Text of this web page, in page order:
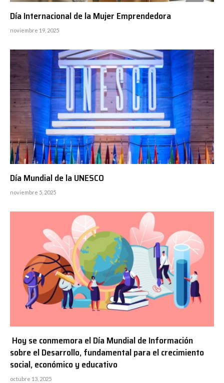
Día Internacional de la Mujer Emprendedora
noviembre 19, 2025
Día Mundial de la UNESCO
noviembre 5, 2025
Hoy se conmemora el Día Mundial de Información
sobre el Desarrollo, fundamental para el crecimiento
social, económico y educativo
octubre 13, 2025